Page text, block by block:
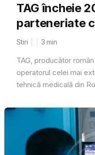
TAG încheie
parteneriate
Stiri 3 min
TAG, producător
operatorul celei mai
tehnică medicală din